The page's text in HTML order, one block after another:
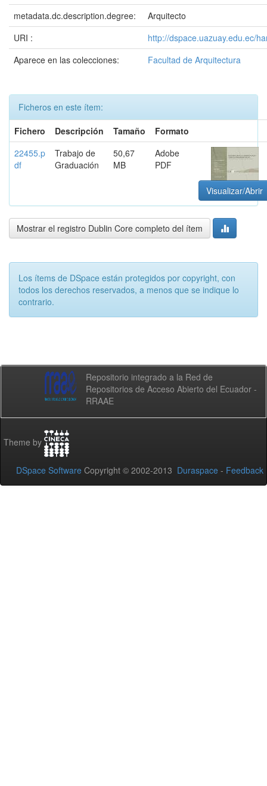
metadata.dc.description.degree:
Arquitecto
URI :
http://dspace.uazuay.edu.ec/
Aparece en las colecciones:
Facultad de Arquitectura
Ficheros en este ítem:
Fichero
Descripción Tamaño
Formato
22455.p
df
Trabajo de
Graduación
50,67
MB
Adobe
PDF
Visualizar/Abrir
Mostrar el registro Dublin Core completo del ítem
Los ítems de DSpace están protegidos por copyright, con
todos los derechos reservados, a menos que se indique lo
contrario.
Repositorio integrado a la Red de
Repositorios de Acceso Abierto del Ecuador -
RRAAE
Theme by
DSpace Software Copyright © 2002-2013 Duraspace - Feedback